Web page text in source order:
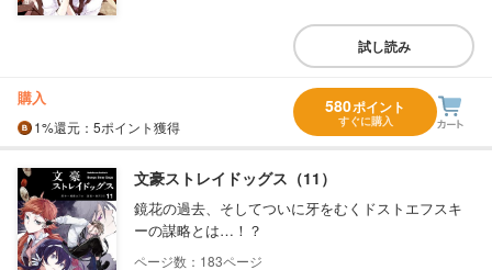
試し読み
購入
1%還元 ：5ポイント獲得
580ポイント
すぐに購入
文豪ストレイドッグス（11）
鏡花の過去、そしてついに牙をむくドストエフスキ
ーの謀略とは…！？
183